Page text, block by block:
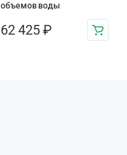
объемов воды
62 425 ₽